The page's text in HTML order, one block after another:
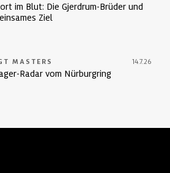
im Blut: Die Gjerdrum-Brüder und
Ziel
MASTERS 14.7.26
Radar vom Nürburgring